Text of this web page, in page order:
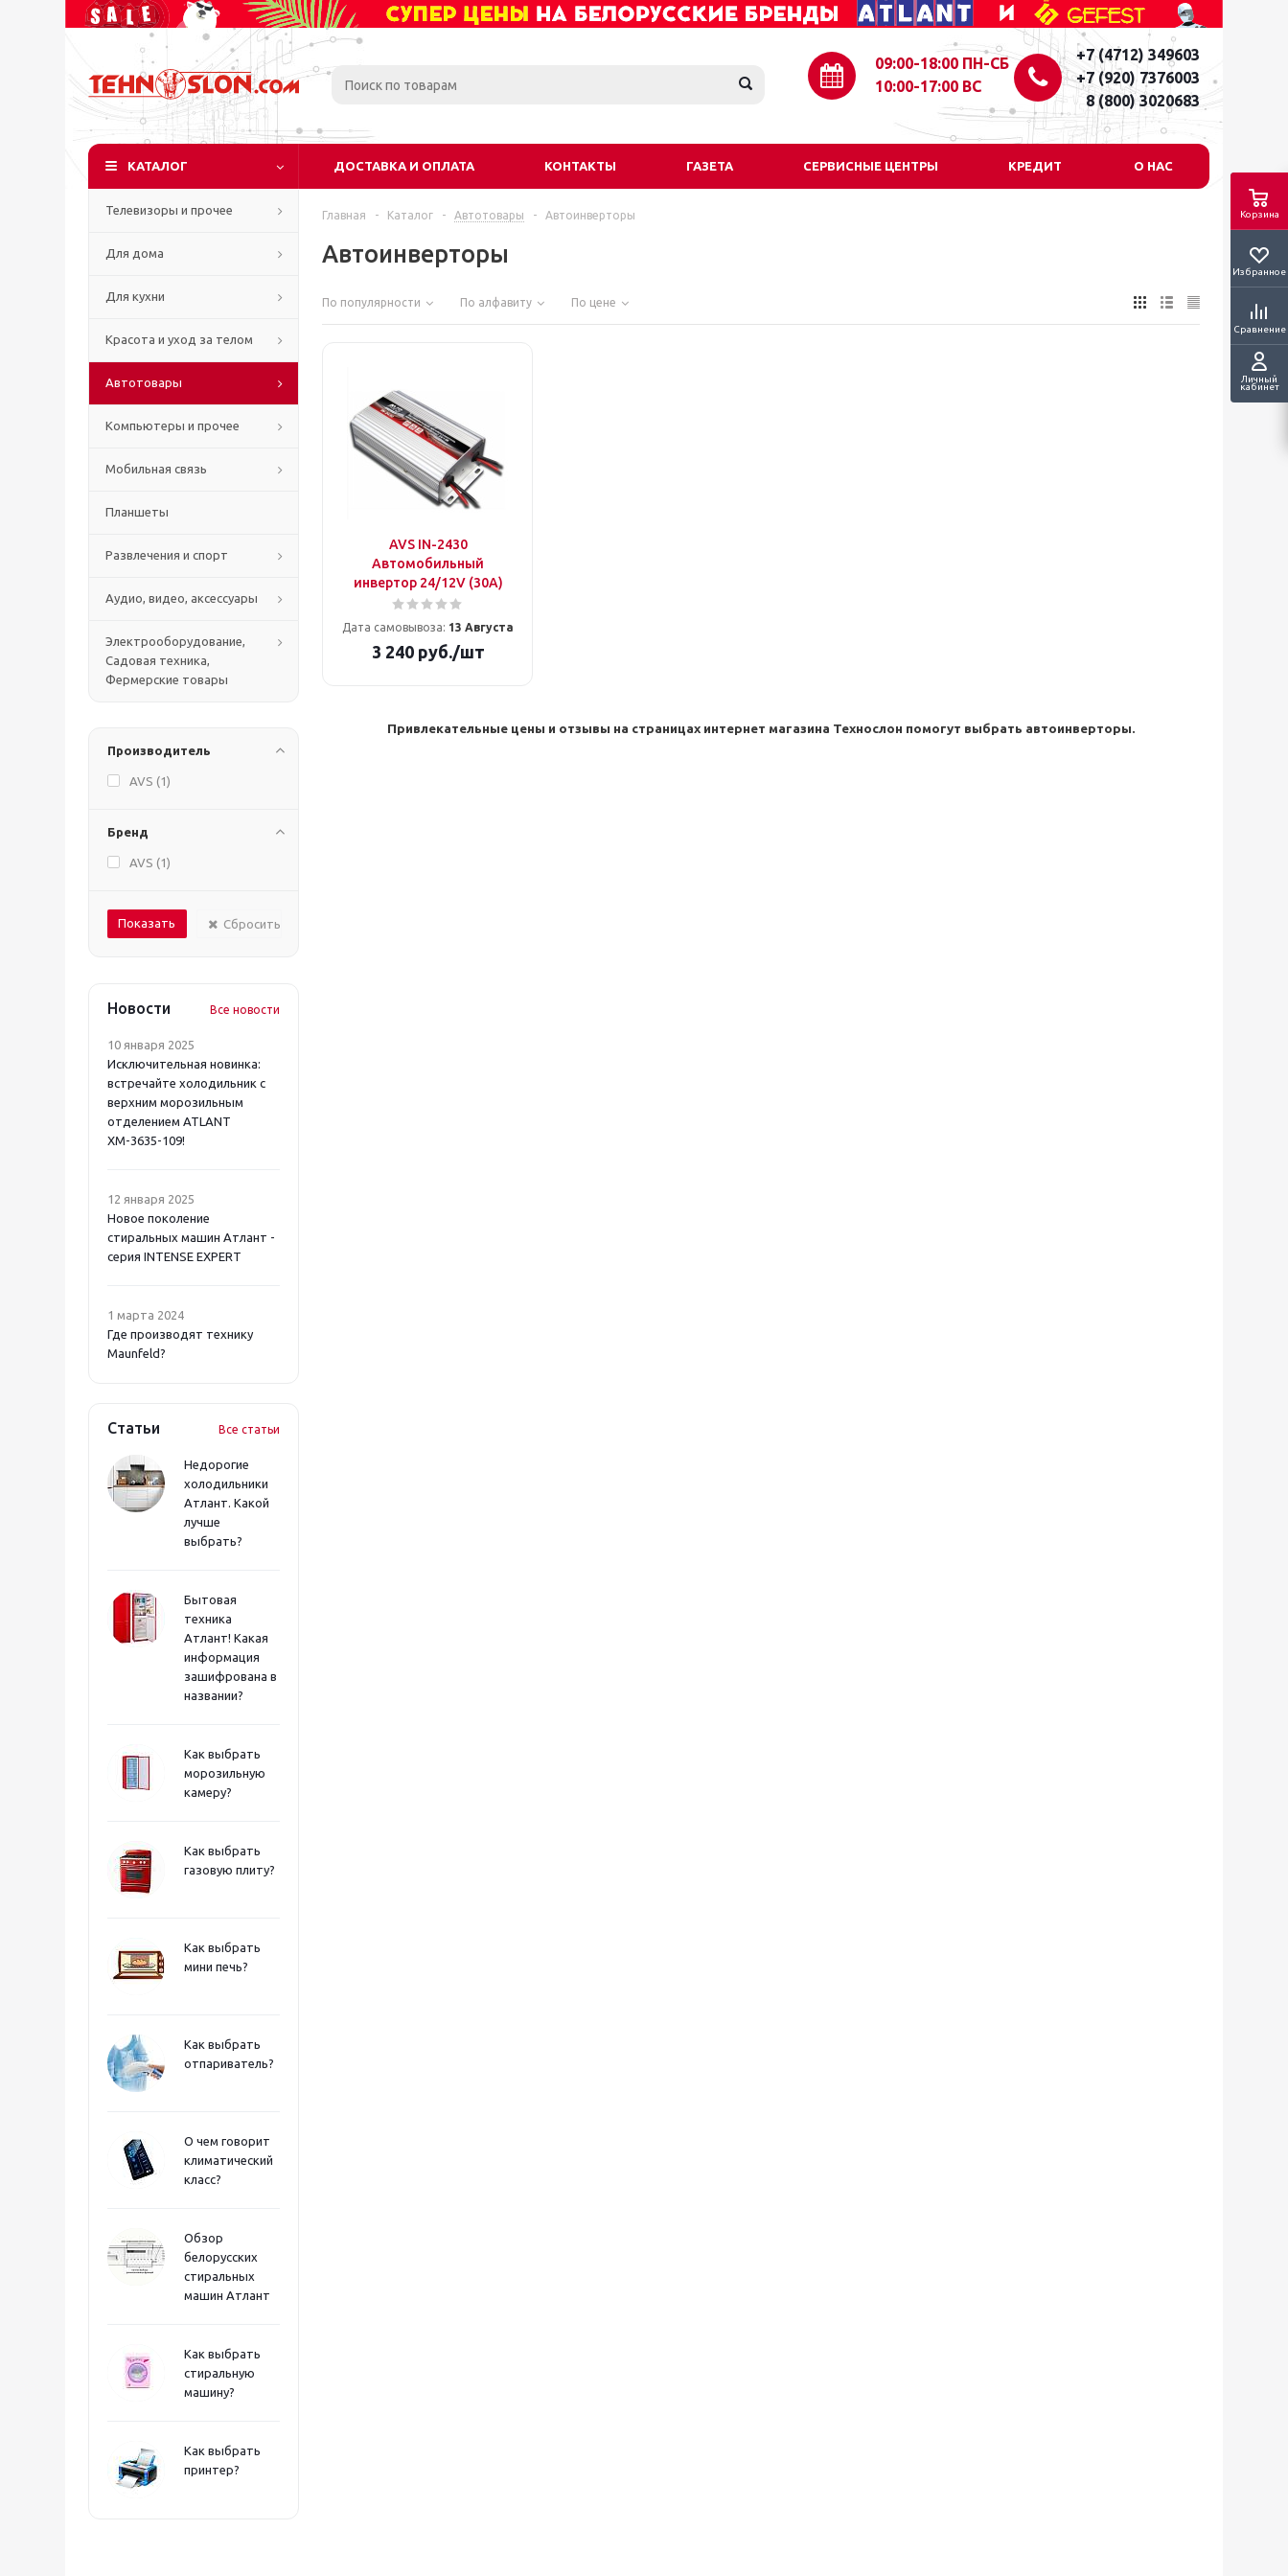
09:00-18:00 ПН-СБ
10:00-17:00 ВС
Корзина
Избранное
Сравнение
Личный
кабинет
+7 (4712) 349603
+7 (920) 7376003
8 (800) 3020683
КАТАЛОГ ДОСТАВКА И ОПЛАТА КОНТАКТЫ ГАЗЕТА СЕРВИСНЫЕ ЦЕНТРЫ КРЕДИТ О НАС
Телевизоры и прочее
Для дома
Для кухни
Красота и уход за телом
Автотовары
Компьютеры и прочее
Мобильная связь
Планшеты
Развлечения и спорт
Аудио, видео, аксессуары
Электрооборудование,
Садовая техника,
Фермерские товары
Производитель
AVS (1)
Бренд
AVS (1)
Сбросить
Новости Все новости
10 января 2025
Исключительная новинка:
встречайте холодильник с
верхним морозильным
отделением ATLANT
ХМ-3635-109!
12 января 2025
Новое поколение
стиральных машин Атлант -
серия INTENSE EXPERT
1 марта 2024
Где производят технику
Maunfeld?
Статьи Все статьи
Недорогие
холодильники
Атлант. Какой
лучше
выбрать?
Бытовая
техника
Атлант! Какая
информация
зашифрована в
названии?
Как выбрать
морозильную
камеру?
Как выбрать
газовую плиту?
Как выбрать
мини печь?
Как выбрать
отпариватель?
О чем говорит
климатический
класс?
Обзор
белорусских
стиральных
машин Атлант
Как выбрать
стиральную
машину?
Как выбрать
принтер?
Главная - Каталог - Автотовары - Автоинверторы
Автоинверторы
По популярности По алфавиту По цене
AVS IN-2430
Автомобильный
инвертор 24/12V (30A)
Дата самовывоза: 13 Августа
3 240руб./шт
Привлекательные цены и отзывы на страницах интернет магазина Технослон помогут выбрать автоинверторы.